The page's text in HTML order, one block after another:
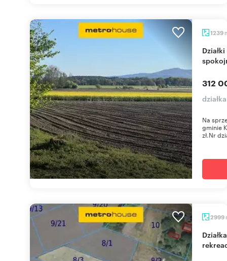
1239
Działki budowlane w Wojtkowicach, media,
312
Na
gminie
zł.Nr
2999
Działka rolna 2999 m² z widokiem na Ślężę -